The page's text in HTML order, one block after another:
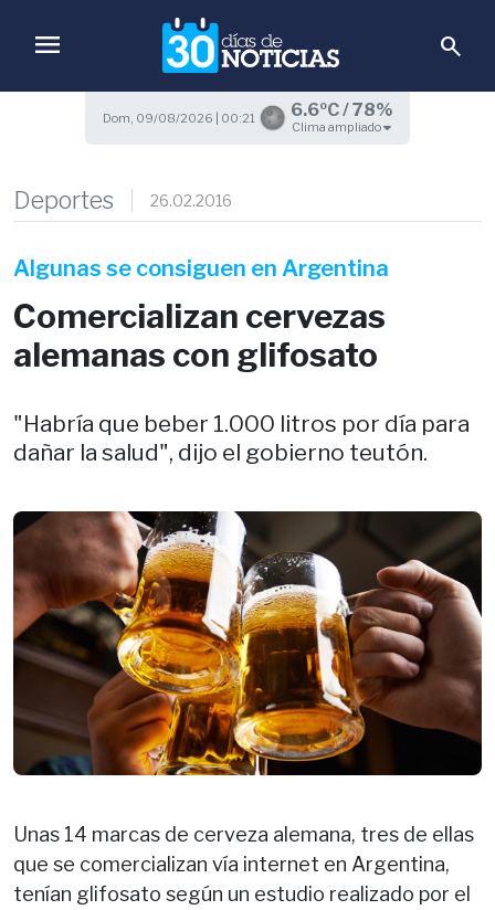
menu search
Dom, 09/08/2026 | 00:21 6.6ºC / 78%
Clima ampliado
Deportes 26.02.2016
Algunas se consiguen en Argentina
Comercializan cervezas
alemanas con glifosato
"Habría que beber 1.000 litros por día para
dañar la salud", dijo el gobierno teutón.
Unas 14 marcas de cerveza alemana, tres de ellas
que se comercializan vía internet en Argentina,
tenían glifosato según un estudio realizado por el